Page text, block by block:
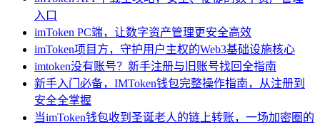
入口
imToken PC端，让数字资产管理更安全高效
imToken项目方，守护用户主权的Web3基础设施核心
imtoken没有账号？新手注册与旧账号找回全指南
新手入门必备，IMToken钱包完整操作指南，从注册到
安全全掌握
当imToken钱包收到圣诞老人的链上转账，一场加密圈的